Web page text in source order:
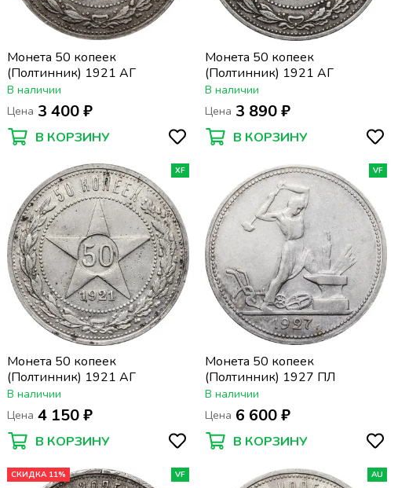
Монета 50 копеек
(Полтинник) 1921 АГ
В наличии
Цена 3 400 ₽
В КОРЗИНУ
Монета 50 копеек
(Полтинник) 1921 АГ
В наличии
Цена 3 890 ₽
В КОРЗИНУ
XF
Монета 50 копеек
(Полтинник) 1921 АГ
В наличии
Цена 4 150 ₽
В КОРЗИНУ
VF
Монета 50 копеек
(Полтинник) 1927 ПЛ
В наличии
Цена 6 600 ₽
В КОРЗИНУ
СКИДКА 11% VF AU